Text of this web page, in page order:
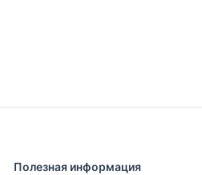
Полезная информация